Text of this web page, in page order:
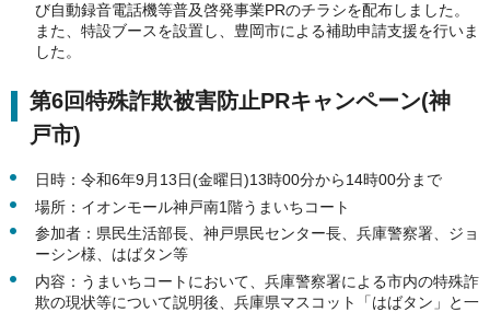
び自動録音電話機等普及啓発事業PRのチラシを配布しました。
また、特設ブースを設置し、豊岡市による補助申請支援を行いま
した。
第6回特殊詐欺被害防止PRキャンペーン(神
戸市)
日時：令和6年9月13日(金曜日)13時00分から14時00分まで
場所：イオンモール神戸南1階うまいちコート
参加者：県民生活部長、神戸県民センター長、兵庫警察署、ジョ
ーシン様、はばタン等
内容：うまいちコートにおいて、兵庫警察署による市内の特殊詐
欺の現状等について説明後、兵庫県マスコット「はばタン」と一